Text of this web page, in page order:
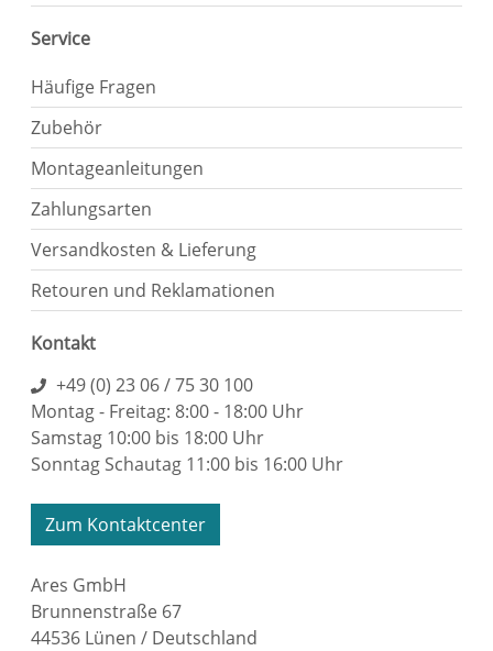
Service
Häufige Fragen
Zubehör
Montageanleitungen
Zahlungsarten
Versandkosten & Lieferung
Retouren und Reklamationen
Kontakt
+49 (0) 23 06 / 75 30 100
Montag - Freitag: 8:00 - 18:00 Uhr
Samstag 10:00 bis 18:00 Uhr
Sonntag Schautag 11:00 bis 16:00 Uhr
Zum Kontaktcenter
Ares GmbH
Brunnenstraße 67
44536 Lünen / Deutschland